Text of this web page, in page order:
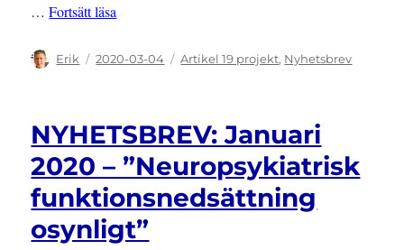
…Fortsätt läsa
Författare
Erik
Publicerat
2020-03-04 Kategorier
Artikel 19 projekt, Nyhetsbrev
NYHETSBREV: Januari
2020 – ”Neuropsykiatrisk
funktionsnedsättning
osynligt”